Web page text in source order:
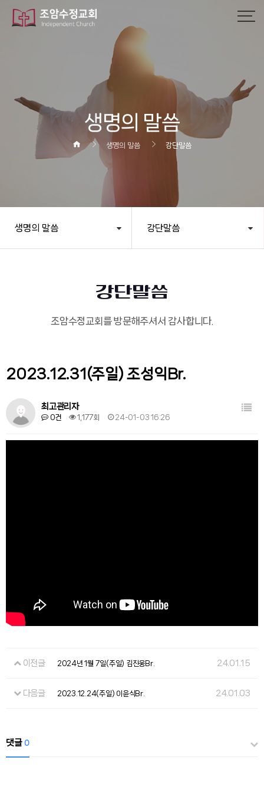
생명의 말씀
생명의 말씀 강단말씀
생명의 말씀 강단말씀
강단말씀
조암수정교회를 방문해주셔서 감사합니다.
2023.12.31(주일) 조성익Br.
최고관리자
0건 1,177회 24-01-03 16:26
이전글 2024년 1월 7일(주일) 김진웅Br. 24.01.15
다음글 2023.12.24(주일) 이윤식Br. 24.01.03
댓글 0